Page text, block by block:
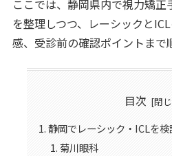
ここでは、静岡県内で視力矯
を整理しつつ、レーシックと
感、受診前の確認ポイントまで
目次
静岡でレーシック・ICLを
菊川眼科